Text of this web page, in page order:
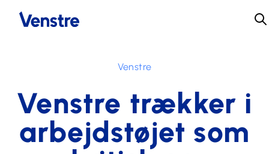
Venstre
Venstre trækker i
arbejdstøjet som